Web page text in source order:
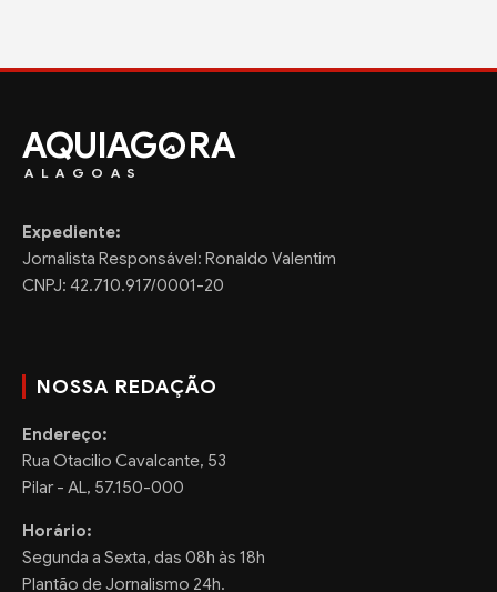
AQUIAG RA
ALAGOAS
Expediente:
Jornalista Responsável: Ronaldo Valentim
CNPJ: 42.710.917/0001-20
NOSSA REDAÇÃO
Endereço:
Rua Otacilio Cavalcante, 53
Pilar - AL, 57.150-000
Horário:
Segunda a Sexta, das 08h às 18h
Plantão de Jornalismo 24h.